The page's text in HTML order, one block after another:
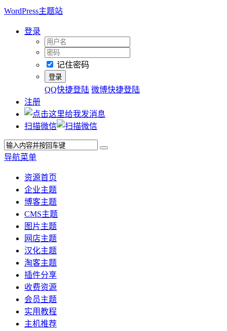
WordPress主题站
登录
记住密码
QQ快捷登陆 微博快捷登陆
注册
扫描微信
导航菜单
资源首页
企业主题
博客主题
CMS主题
图片主题
网店主题
汉化主题
淘客主题
插件分享
收费资源
会员主题
实用教程
主机推荐